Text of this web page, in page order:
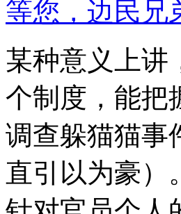
等您，边民兄
某种意义上讲
个制度，能把
调查躲猫猫事
直引以为豪）